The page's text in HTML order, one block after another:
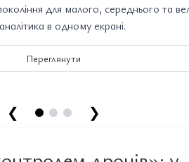
для малого, середнього та
в одному екрані.
Переглянути
❮ ❯